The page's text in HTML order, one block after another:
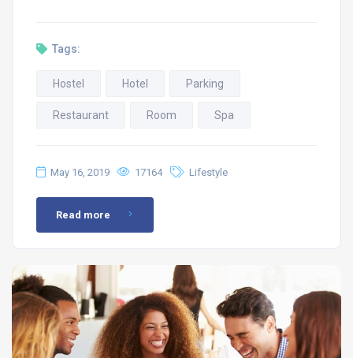
Tags:
Hostel Hotel Parking
Restaurant Room Spa
May 16, 2019 17164 Lifestyle
Read more